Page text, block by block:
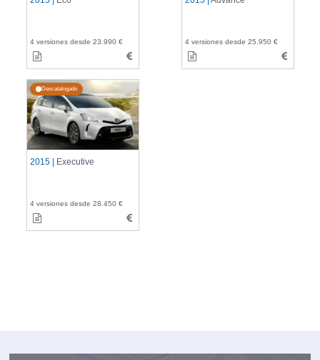
4 versiones desde 23.990 € 4 versiones desde 25.950 €
Descatalogado
2015 | Executive
4 versiones desde 28.450 €